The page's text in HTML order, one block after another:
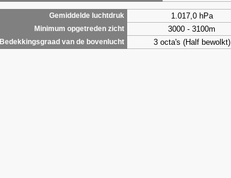
Gemiddelde luchtdruk
1.017,0 hPa
Minimum opgetreden zicht 3000 - 3100m
Bedekkingsgraad van de bovenlucht 3 octa's (Half bewolkt)